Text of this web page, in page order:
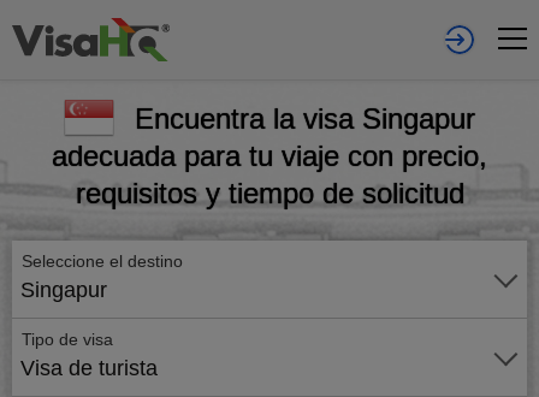
Encuentra la visa Singapur
adecuada para tu viaje con precio,
requisitos y tiempo de solicitud
Seleccione el destino
Singapur
Tipo de visa
Visa de turista